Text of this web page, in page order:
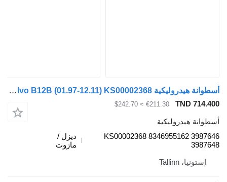
أسطوانة هيدروليكية Volvo B12B (01.97-12.11) KS00002368 لـ الباصات Volvo B6, B7, B9, B10, B12 bus (1978-2011)
TND
€211.30
≈ $242.70
هيدروليكية
KS00002368 8346955162
ديزل /
مازوت
إستونيا، Tallinn